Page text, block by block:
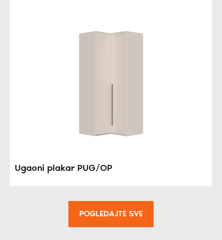
Ugaoni plakar PUG/OP
POGLEDAJTE SVE